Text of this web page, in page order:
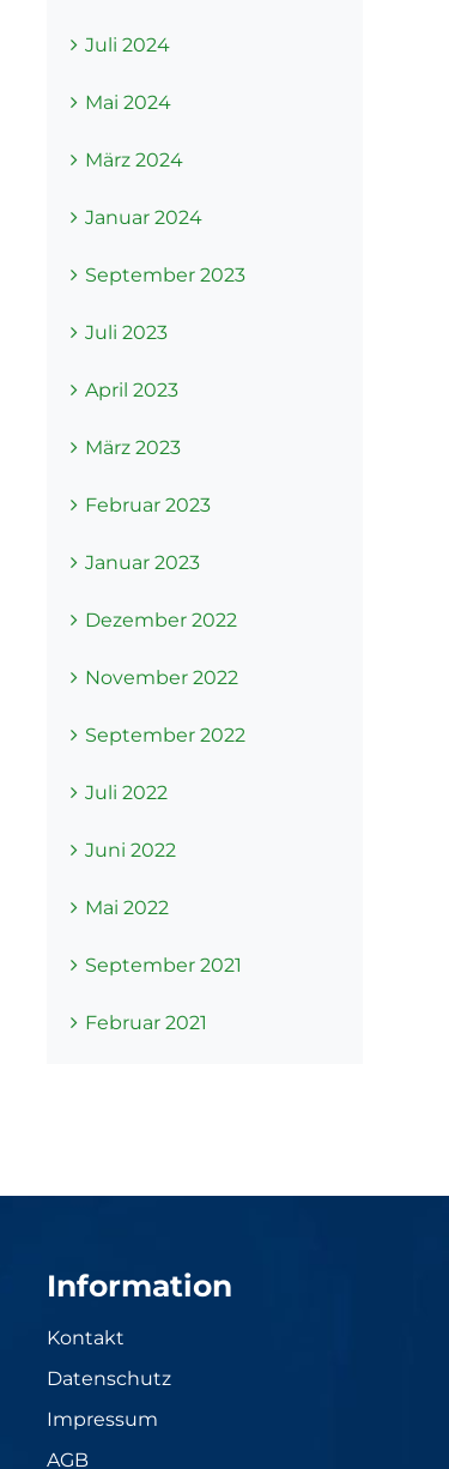
Juli 2024
Mai 2024
März 2024
Januar 2024
September 2023
Juli 2023
April 2023
März 2023
Februar 2023
Januar 2023
Dezember 2022
November 2022
September 2022
Juli 2022
Juni 2022
Mai 2022
September 2021
Februar 2021
Information
Kontakt
Datenschutz
Impressum
AGB